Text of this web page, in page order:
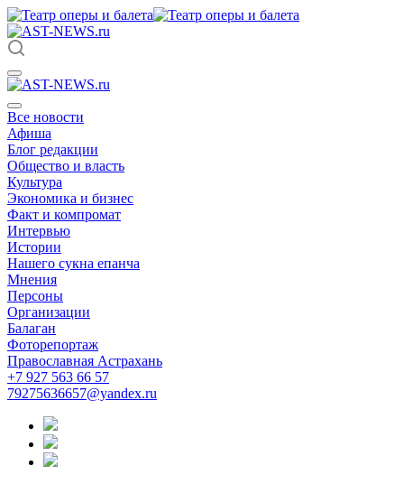
Все новости
Афиша
Блог редакции
Общество и власть
Культура
Экономика и бизнес
Факт и компромат
Интервью
Истории
Нашего сукна епанча
Мнения
Персоны
Организации
Балаган
Фоторепортаж
Православная Астрахань
+7 927 563 66 57
79275636657@yandex.ru